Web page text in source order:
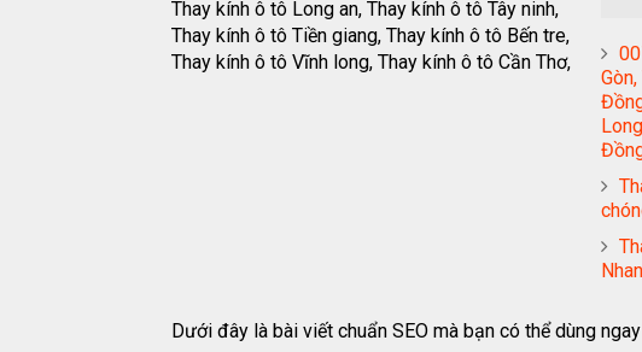
Thay kính ô tô Long an, Thay kính ô tô Tây ninh,
Thay kính ô tô Tiền giang, Thay kính ô tô Bến tre,
Thay kính ô tô Vĩnh long, Thay kính ô tô Cần Thơ,
Dưới đây là bài viết chuẩn SEO mà bạn có thể dùng